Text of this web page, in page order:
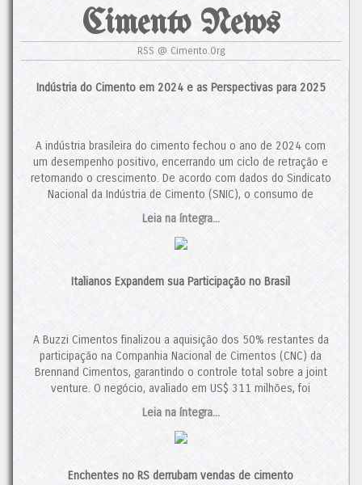
Cimento News
RSS @ Cimento.Org
Indústria do Cimento em 2024 e as Perspectivas para 2025
A indústria brasileira do cimento fechou o ano de 2024 com
um desempenho positivo, encerrando um ciclo de retração e
retomando o crescimento. De acordo com dados do Sindicato
Nacional da Indústria de Cimento (SNIC), o consumo de
cimento totalizou 64,7 milhões de toneladas, um aumento de
3,9% em relação a 2023. Esse resultado representa […]
Indústria do Cimento em 2024 e as Perspectivas para
Cimento.
Leia na íntegra...
Italianos Expandem sua Participação no Brasil
A Buzzi Cimentos finalizou a aquisição dos 50% restantes da
participação na Companhia Nacional de Cimentos (CNC) da
Brennand Cimentos, garantindo o controle total sobre a joint
venture. O negócio, avaliado em US$ 311 milhões, foi
aprovado pelo Conselho Administrativo de Defesa Econômica
(CADE). Analistas ressaltam que a recuperação da demanda,
juntamente com o crescimento do setor da construção civil,
para 2024 aponta para um crescimento de 3,7%. No entanto,
Leia na íntegra...
Enchentes no RS derrubam vendas de cimento